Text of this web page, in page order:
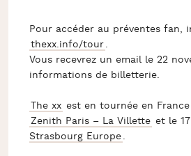
Pour accéder au préventes fan,
thexx.info/tour.
Vous recevrez un email le 22
informations de billetterie.
The xx est en tournée en
Zenith Paris – La Villette et le
Strasbourg Europe.